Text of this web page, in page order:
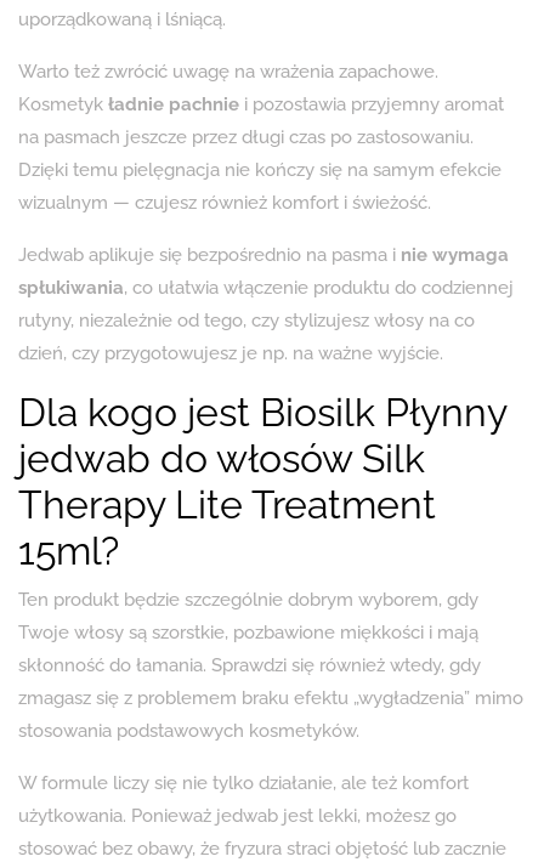
uporządkowaną i lśniącą.
Warto też zwrócić uwagę na wrażenia zapachowe.
Kosmetyk ładnie pachnie i pozostawia przyjemny aromat
na pasmach jeszcze przez długi czas po zastosowaniu.
Dzięki temu pielęgnacja nie kończy się na samym efekcie
wizualnym — czujesz również komfort i świeżość.
Jedwab aplikuje się bezpośrednio na pasma i nie wymaga
spłukiwania, co ułatwia włączenie produktu do codziennej
rutyny, niezależnie od tego, czy stylizujesz włosy na co
dzień, czy przygotowujesz je np. na ważne wyjście.
Dla kogo jest Biosilk Płynny
jedwab do włosów Silk
Therapy Lite Treatment
15ml?
Ten produkt będzie szczególnie dobrym wyborem, gdy
Twoje włosy są szorstkie, pozbawione miękkości i mają
skłonność do łamania. Sprawdzi się również wtedy, gdy
zmagasz się z problemem braku efektu „wygładzenia” mimo
stosowania podstawowych kosmetyków.
W formule liczy się nie tylko działanie, ale też komfort
użytkowania. Ponieważ jedwab jest lekki, możesz go
stosować bez obawy, że fryzura straci objętość lub zacznie